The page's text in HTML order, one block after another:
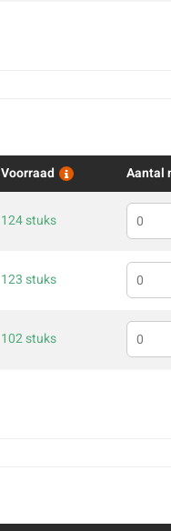
Voorraad Aantal
124 stuks
123 stuks
102 stuks